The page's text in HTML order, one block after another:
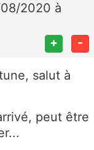
2020 à
+ -
salut à
peut être